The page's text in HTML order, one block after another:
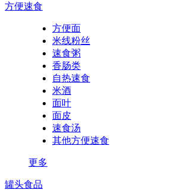
方便速食
方便面
米线粉丝
速食粥
香肠类
自热速食
米酒
面叶
面皮
速食汤
其他方便速食
更多
罐头食品